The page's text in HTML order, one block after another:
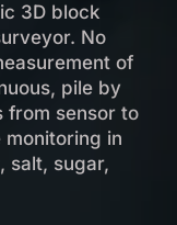
3D block
No
of
pile by
from sensor to
in
salt, sugar,